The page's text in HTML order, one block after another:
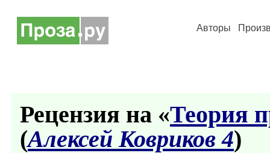
Авторы
Рецензия на «Теория
(Алексей Ковриков 4)